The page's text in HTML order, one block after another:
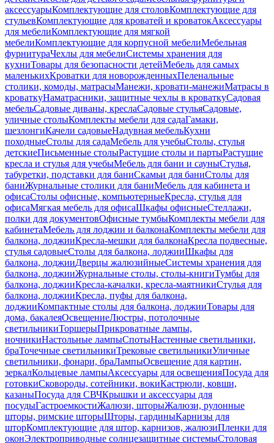
аксессуарыКомплектующие для столовКомплектующие для
стульевКомплектующие для кроватей и кроватокАксессуары
для мебелиКомплектующие для мягкой
мебелиКомплектующие для корпусной мебелиМебельная
фурнитураЧехлы для мебелиСистемы хранения для
кухниТовары для безопасности детейМебель для самых
маленькихКроватки для новорожденныхПеленальные
столики, комоды, матрасыМанежи, кровати-манежиМатрасы в
кроваткуНаматрасники, защитные чехлы в кроваткуСадовая
мебельСадовые диваны, креслаСадовые стульяСадовые,
уличные столыКомплекты мебели для садаГамаки,
шезлонгиКачели садовыеНадувная мебельКухни
походныеСтолы для садаМебель для учебыСтолы, стулья
детскиеПисьменные столыРастущие столы и партыРастущие
кресла и стулья для учебыМебель для бани и сауныСтулья,
табуретки, подставки для баниСкамьи для баниСтолы для
баниЖурнальные столики для баниМебель для кабинета и
офисаСтолы офисные, компьютерныеКресла, стулья для
офисаМягкая мебель для офисаШкафы офисныеСтеллажи,
полки для документовОфисные тумбыКомплекты мебели для
кабинетаМебель для лоджии и балконаКомплекты мебели для
балкона, лоджииКресла-мешки для балконаКресла подвесные,
стулья садовыеСтолы для балкона, лоджииШкафы для
балкона, лоджииДверцы жалюзийныеСистемы хранения для
балкона, лоджииЖурнальные столы, столы-книгиТумбы для
балкона, лоджииКресла-качалки, кресла-маятникиСтулья для
балкона, лоджииКресла, пуфы для балкона,
лоджииКомпактные столы для балкона, лоджииТовары для
дома, бакалеяОсвещениеЛюстры, потолочные
светильникиТоршерыПрикроватные лампы,
ночникиНастольные лампыСпотыНастенные светильники,
браТочечные светильникиТрековые светильникиУличные
светильники, фонари, браЛампыОсвещение для картин,
зеркалКольцевые лампыАксессуары для освещенияПосуда для
готовкиСковороды, сотейники, вокиКастрюли, ковши,
казаныПосуда для СВЧКрышки и аксессуары для
посудыГастроемкостиЖалюзи, шторыЖалюзи, рулонные
шторы, римские шторыШторы, гардиныКарнизы для
шторКомплектующие для штор, карнизов, жалюзиПленки для
оконЭлектроприводные солнцезащитные системыСтоловая